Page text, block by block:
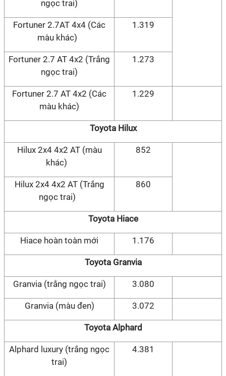
ngọc trai)
Fortuner 2.7AT 4x4 (Các
màu khác)
1.319
Fortuner 2.7 AT 4x2 (Trắng
ngọc trai)
1.273
Fortuner 2.7 AT 4x2 (Các
màu khác)
1.229
Toyota Hilux
Hilux 2x4 4x2 AT (màu
khác)
852
Hilux 2x4 4x2 AT (Trắng
ngọc trai)
860
Toyota Hiace
Hiace hoàn toàn mới 1.176
Toyota Granvia
Granvia (trắng ngọc trai) 3.080
Granvia (màu đen) 3.072
Toyota Alphard
Alphard luxury (trắng ngọc
trai)
4.381